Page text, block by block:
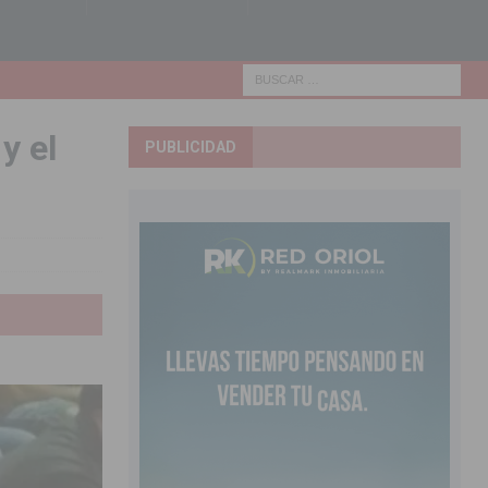
el
PUBLICIDAD